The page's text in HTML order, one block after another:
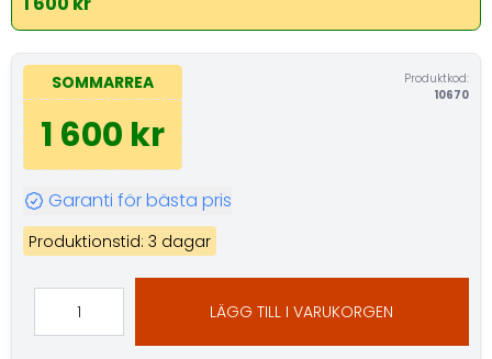
SOMMARREA
1 600 kr
Produktkod:
10670
Garanti för bästa pris
Produktionstid: 3 dagar
LÄGG TILL I VARUKORGEN